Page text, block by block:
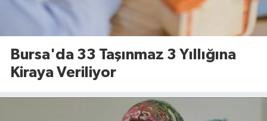
Bursa'da 33 Taşınmaz 3 Yıllığına
Kiraya Veriliyor